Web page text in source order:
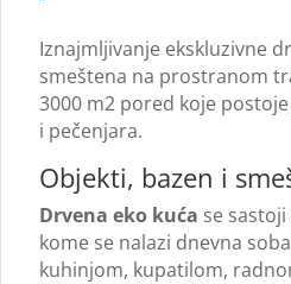
Iznajmljivanje ekskluzivne
smeštena na prostranom
3000 m2 pored koje
i pečenjara.
Objekti, bazen i
Drvena eko kuća se
kome se nalazi dnevna
kuhinjom, kupatilom,